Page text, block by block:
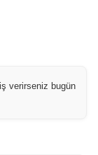
verirseniz bugün